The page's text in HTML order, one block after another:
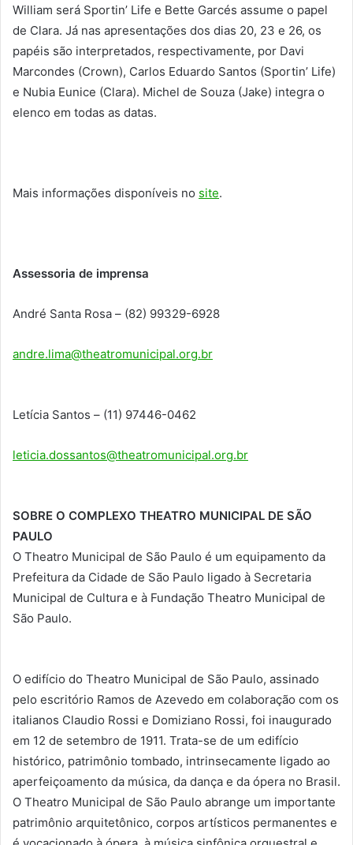
William será Sportin’ Life e Bette Garcés assume o papel
de Clara. Já nas apresentações dos dias 20, 23 e 26, os
papéis são interpretados, respectivamente, por Davi
Marcondes (Crown), Carlos Eduardo Santos (Sportin’ Life)
e Nubia Eunice (Clara). Michel de Souza (Jake) integra o
elenco em todas as datas.
Mais informações disponíveis no site.
Assessoria de imprensa
André Santa Rosa – (82) 99329-6928
andre.lima@theatromunicipal.org.br
Letícia Santos – (11) 97446-0462
leticia.dossantos@theatromunicipal.org.br
SOBRE O COMPLEXO THEATRO MUNICIPAL DE SÃO
PAULO
O Theatro Municipal de São Paulo é um equipamento da
Prefeitura da Cidade de São Paulo ligado à Secretaria
Municipal de Cultura e à Fundação Theatro Municipal de
São Paulo.
O edifício do Theatro Municipal de São Paulo, assinado
pelo escritório Ramos de Azevedo em colaboração com os
italianos Claudio Rossi e Domiziano Rossi, foi inaugurado
em 12 de setembro de 1911. Trata-se de um edifício
histórico, patrimônio tombado, intrinsecamente ligado ao
aperfeiçoamento da música, da dança e da ópera no Brasil.
O Theatro Municipal de São Paulo abrange um importante
patrimônio arquitetônico, corpos artísticos permanentes e